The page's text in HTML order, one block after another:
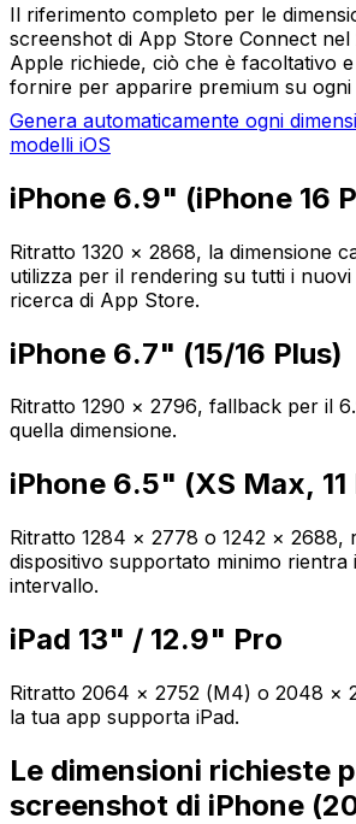
Il riferimento completo per le
screenshot di App Store Connect
Apple richiede, ciò che è facoltativo
fornire per apparire premium su ogni
Genera automaticamente ogni
modelli iOS
iPhone 6.9" (iPhone 16
Ritratto 1320 × 2868, la dimensione
utilizza per il rendering su tutti i
ricerca di App Store.
iPhone 6.7" (15/16 Plus)
Ritratto 1290 × 2796, fallback per il
quella dimensione.
iPhone 6.5" (XS Max,
Ritratto 1284 × 2778 o 1242 × 2688,
dispositivo supportato minimo rientra
intervallo.
iPad 13" / 12.9" Pro
Ritratto 2064 × 2752 (M4) o 2048 ×
la tua app supporta iPad.
Le dimensioni richieste
screenshot di iPhone